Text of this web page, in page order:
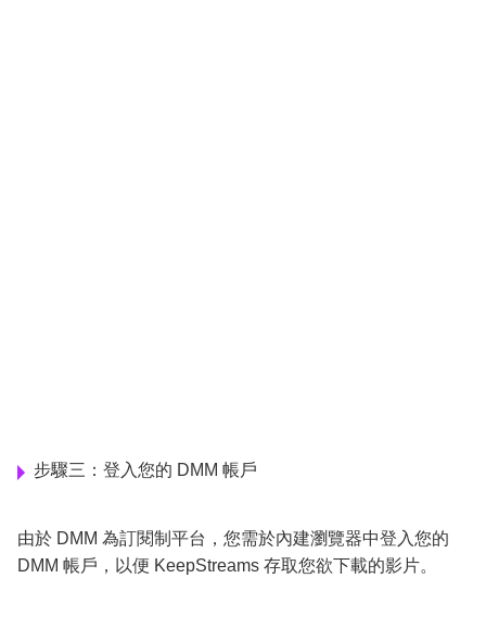
步驟三：登入您的 DMM 帳戶
由於 DMM 為訂閱制平台，您需於內建瀏覽器中登入您的
DMM 帳戶，以便 KeepStreams 存取您欲下載的影片。